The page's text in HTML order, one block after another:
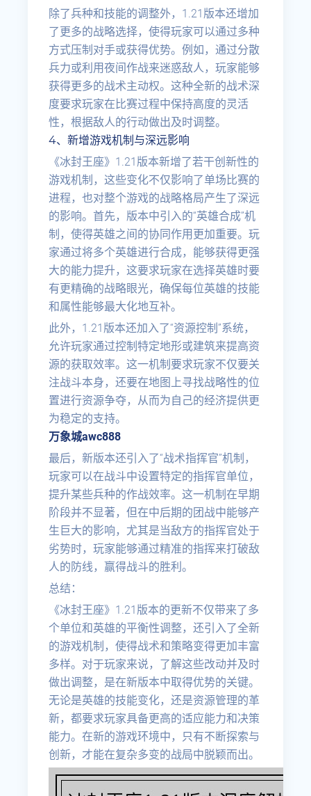
除了兵种和技能的调整外，1.21版本还增加
了更多的战略选择，使得玩家可以通过多种
方式压制对手或获得优势。例如，通过分散
兵力或利用夜间作战来迷惑敌人，玩家能够
获得更多的战术主动权。这种全新的战术深
度要求玩家在比赛过程中保持高度的灵活
性，根据敌人的行动做出及时调整。
4、新增游戏机制与深远影响
《冰封王座》1.21版本新增了若干创新性的
游戏机制，这些变化不仅影响了单场比赛的
进程，也对整个游戏的战略格局产生了深远
的影响。首先，版本中引入的“英雄合成”机
制，使得英雄之间的协同作用更加重要。玩
家通过将多个英雄进行合成，能够获得更强
大的能力提升，这要求玩家在选择英雄时要
有更精确的战略眼光，确保每位英雄的技能
和属性能够最大化地互补。
此外，1.21版本还加入了“资源控制”系统，
允许玩家通过控制特定地形或建筑来提高资
源的获取效率。这一机制要求玩家不仅要关
注战斗本身，还要在地图上寻找战略性的位
置进行资源争夺，从而为自己的经济提供更
为稳定的支持。
万象城awc888
最后，新版本还引入了“战术指挥官”机制，
玩家可以在战斗中设置特定的指挥官单位，
提升某些兵种的作战效率。这一机制在早期
阶段并不显著，但在中后期的团战中能够产
生巨大的影响，尤其是当敌方的指挥官处于
劣势时，玩家能够通过精准的指挥来打破敌
人的防线，赢得战斗的胜利。
总结：
《冰封王座》1.21版本的更新不仅带来了多
个单位和英雄的平衡性调整，还引入了全新
的游戏机制，使得战术和策略变得更加丰富
多样。对于玩家来说，了解这些改动并及时
做出调整，是在新版本中取得优势的关键。
无论是英雄的技能变化，还是资源管理的革
新，都要求玩家具备更高的适应能力和决策
能力。在新的游戏环境中，只有不断探索与
创新，才能在复杂多变的战局中脱颖而出。